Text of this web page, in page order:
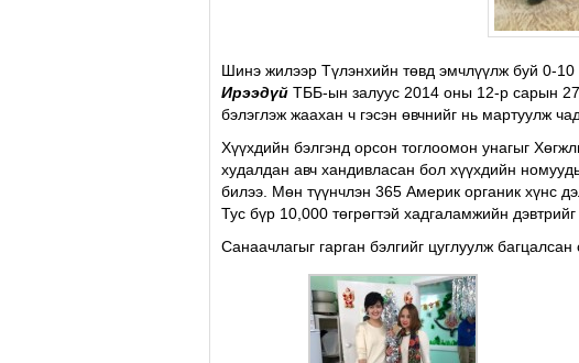
Шинэ жилээр Түлэнхийн төвд эмчлүүлж буй 0-
Ирээдүй ТББ-ын залуус 2014 оны 12-р сарын
бэлэглэж жаахан ч гэсэн өвчнийг нь мартуулж
Хүүхдийн бэлгэнд орсон тоглоомон унагыг
худалдан авч хандивласан бол хүүхдийн
билээ. Мөн түүнчлэн 365 Америк органик хүнс
Тус бүр 10,000 төгрөгтэй хадгаламжийн
Санаачлагыг гарган бэлгийг цуглуулж